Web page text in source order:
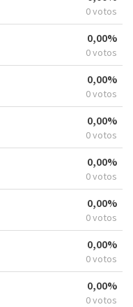
0 votos
0,00%
0 votos
0,00%
0 votos
0,00%
0 votos
0,00%
0 votos
0,00%
0 votos
0,00%
0 votos
0,00%
0 votos